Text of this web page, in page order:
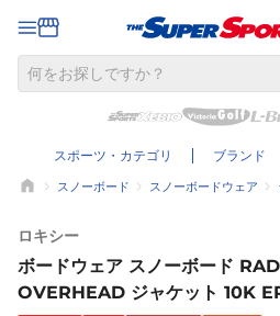
スポーツ・カテゴリ ブランド
スノーボード スノーボードウェア
ロキシー
ボードウェア スノーボード
OVERHEAD ジャケット 10K